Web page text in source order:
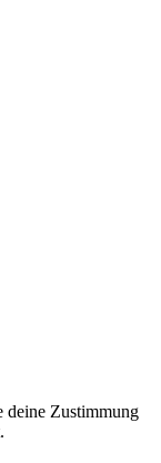
deine Zustimmung